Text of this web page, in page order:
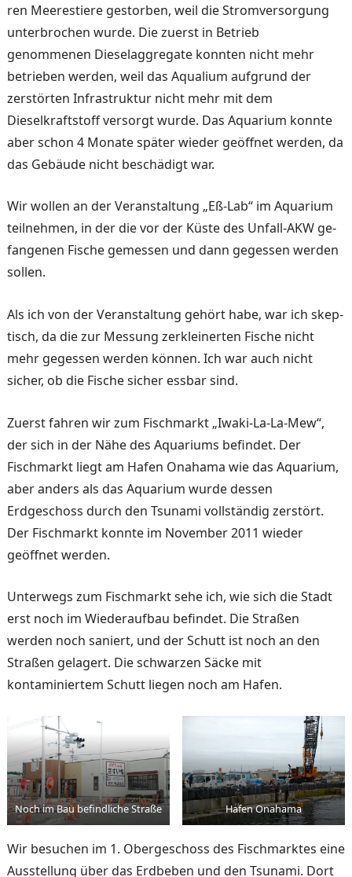
ren Meerestiere gestorben, weil die Stromversorgung
un­terbrochen wurde. Die zuerst in Betrieb
genommenen Die­selaggregate konnten nicht mehr
betrieben werden, weil das Aqualium aufgrund der
zerstörten Infrastruktur nicht mehr mit dem
Dieselkraftstoff versorgt wur­de. Das Aquarium konnte
aber schon 4 Monate später wieder geöffnet werden, da
das Ge­bäude nicht beschädigt war.
Wir wollen an der Veranstal­tung „Eß-Lab“ im Aquarium
teilnehmen, in der die vor der Küste des Unfall-AKW ge­
fangenen Fische gemessen und dann gegessen werden
sollen.
Als ich von der Veranstaltung gehört habe, war ich skep­
tisch, da die zur Messung zer­kleinerten Fische nicht
mehr gegessen werden können. Ich war auch nicht
sicher, ob die Fische sicher essbar sind.
Zuerst fahren wir zum Fisch­markt „Iwaki-La-La-Mew“,
der sich in der Nähe des Aquariums befindet. Der
Fischmarkt liegt am Hafen Onahama wie das Aquarium,
aber anders als das Aquarium wurde dessen
Erdgeschoss durch den Tsunami vollstän­dig zerstört.
Der Fischmarkt konnte im November 2011 wieder
geöffnet werden.
Unterwegs zum Fischmarkt sehe ich, wie sich die Stadt
erst noch im Wiederaufbau befindet. Die Straßen
werden noch saniert, und der Schutt ist noch an den
Straßen gela­gert. Die schwarzen Säcke mit
kontaminiertem Schutt liegen noch am Hafen.
Noch im Bau befindliche Straße Hafen Onahama
Wir besuchen im 1. Oberge­schoss des Fischmarktes eine
Ausstellung über das Erdbe­ben und den Tsunami. Dort